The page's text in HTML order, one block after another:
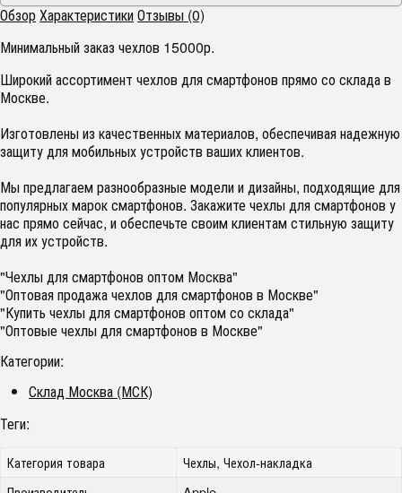
ОбзорХарактеристикиОтзывы (0)
Минимальный заказ чехлов 15000р.
Широкий ассортимент чехлов для смартфонов прямо со склада в
Москве.
Изготовлены из качественных материалов, обеспечивая надежную
защиту для мобильных устройств ваших клиентов.
Мы предлагаем разнообразные модели и дизайны, подходящие для
популярных марок смартфонов. Закажите чехлы для смартфонов у
нас прямо сейчас, и обеспечьте своим клиентам стильную защиту
для их устройств.
"Чехлы для смартфонов оптом Москва"
"Оптовая продажа чехлов для смартфонов в Москве"
"Купить чехлы для смартфонов оптом со склада"
"Оптовые чехлы для смартфонов в Москве"
Категории:
Склад Москва (МСК)
Теги:
Категория товара
Чехлы, Чехол-накладка